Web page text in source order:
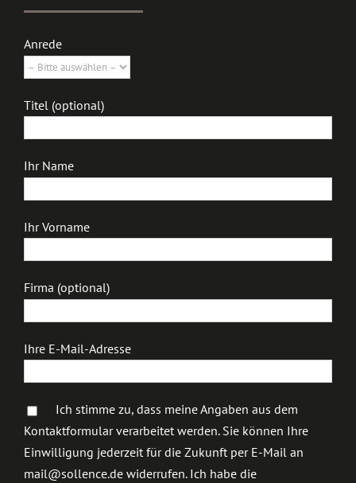
Anrede
Titel (optional)
Ihr Name
Ihr Vorname
Firma (optional)
Ihre E-Mail-Adresse
Ich stimme zu, dass meine Angaben aus dem
Kontaktformular verarbeitet werden. Sie können Ihre
Einwilligung jederzeit für die Zukunft per E-Mail an
mail@sollence.de widerrufen. Ich habe die